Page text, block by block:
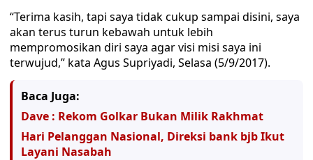
“Terima kasih, tapi saya tidak cukup sampai disini, saya
akan terus turun kebawah untuk lebih
mempromosikan diri saya agar visi misi saya ini
terwujud,” kata Agus Supriyadi, Selasa (5/9/2017).
Baca Juga:
Dave : Rekom Golkar Bukan Milik Rakhmat
Hari Pelanggan Nasional, Direksi bank bjb Ikut
Layani Nasabah